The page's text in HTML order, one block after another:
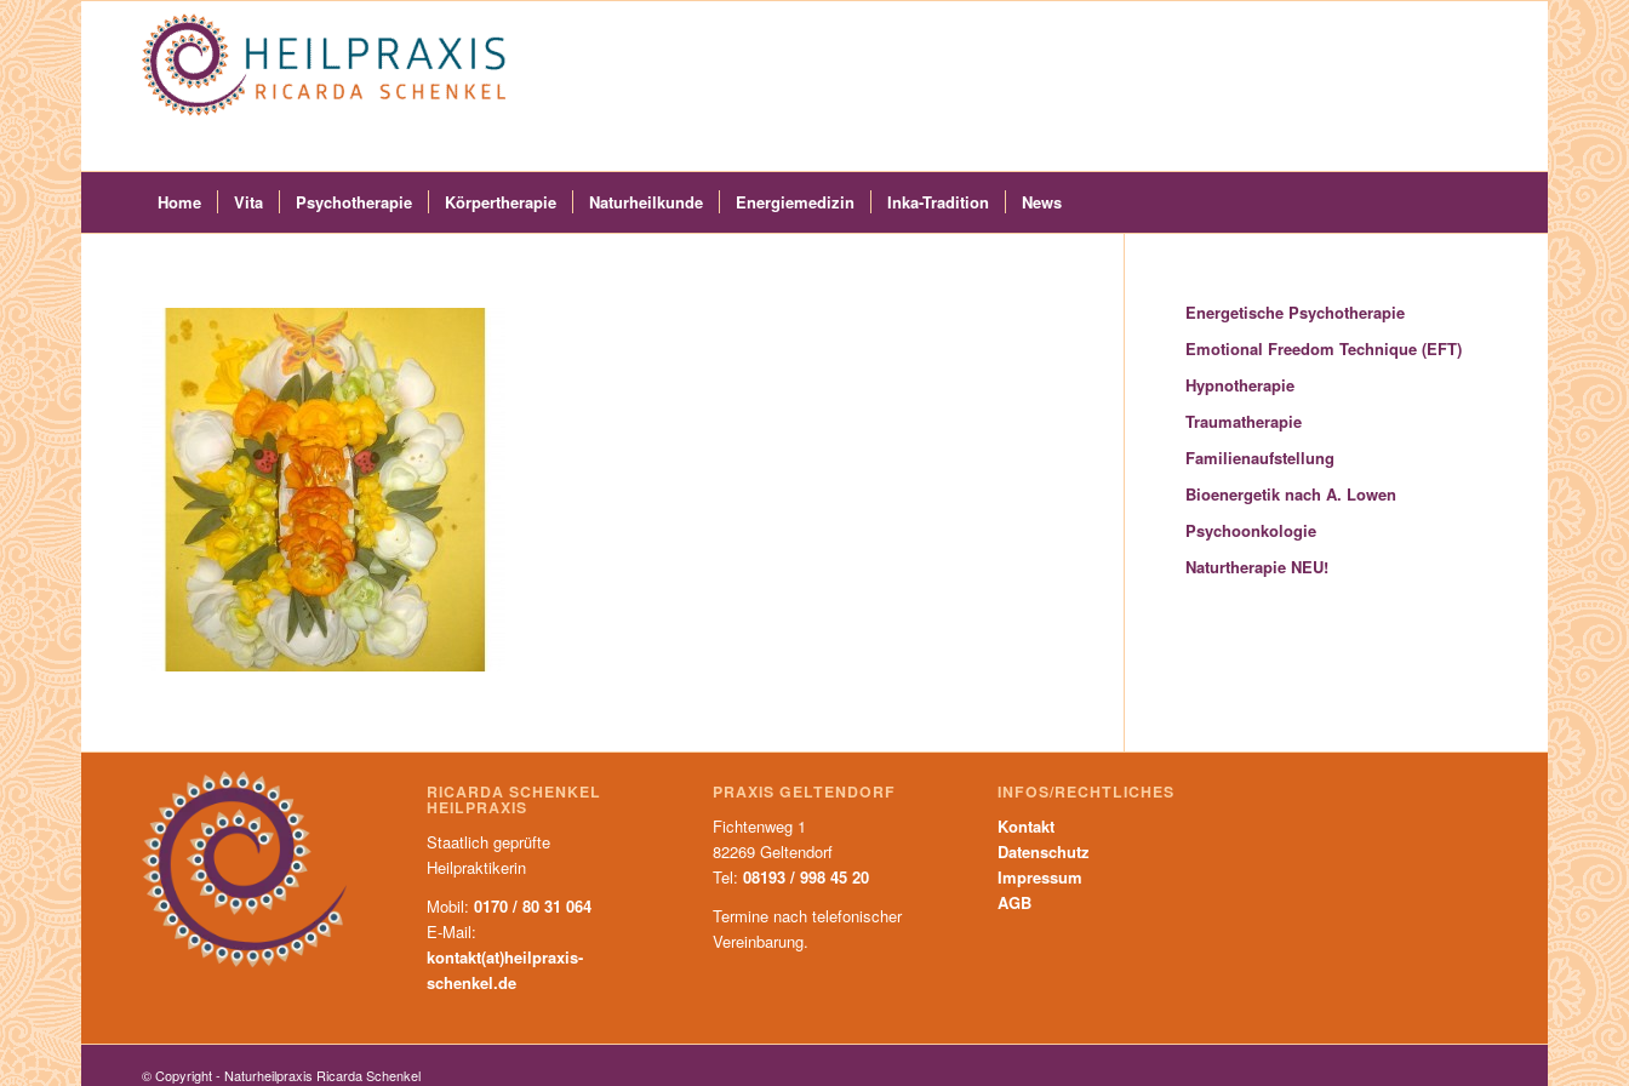
Home Vita Psychotherapie Körpertherapie Naturheilkunde Energiemedizin Inka-Tradition News
Energetische Psychotherapie
Emotional Freedom Technique (EFT)
Hypnotherapie
Traumatherapie
Familienaufstellung
Bioenergetik nach A. Lowen
Psychoonkologie
NaturtherapieNEU!
RICARDA SCHENKEL
HEILPRAXIS
Staatlich geprüfte
Heilpraktikerin
Mobil:0170 / 80 31 064
E-Mail:
kontakt(at)heilpraxis-
schenkel.de
PRAXIS GELTENDORF
Fichtenweg 1
82269 Geltendorf
Tel: 08193 / 998 45 20
Termine nach telefonischer
Vereinbarung.
INFOS/RECHTLICHES
Kontakt
Datenschutz
Impressum
AGB
© Copyright - Naturheilpraxis Ricarda Schenkel